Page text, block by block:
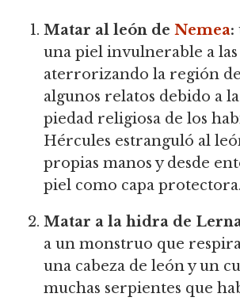
Matar al león de Nemea:
una piel invulnerable a las
aterrorizando la región
algunos relatos debido a
piedad religiosa de los
Hércules estranguló al
propias manos y desde
piel como capa protectora.
Matar a la hidra de
a un monstruo que
una cabeza de león y un
muchas serpientes que